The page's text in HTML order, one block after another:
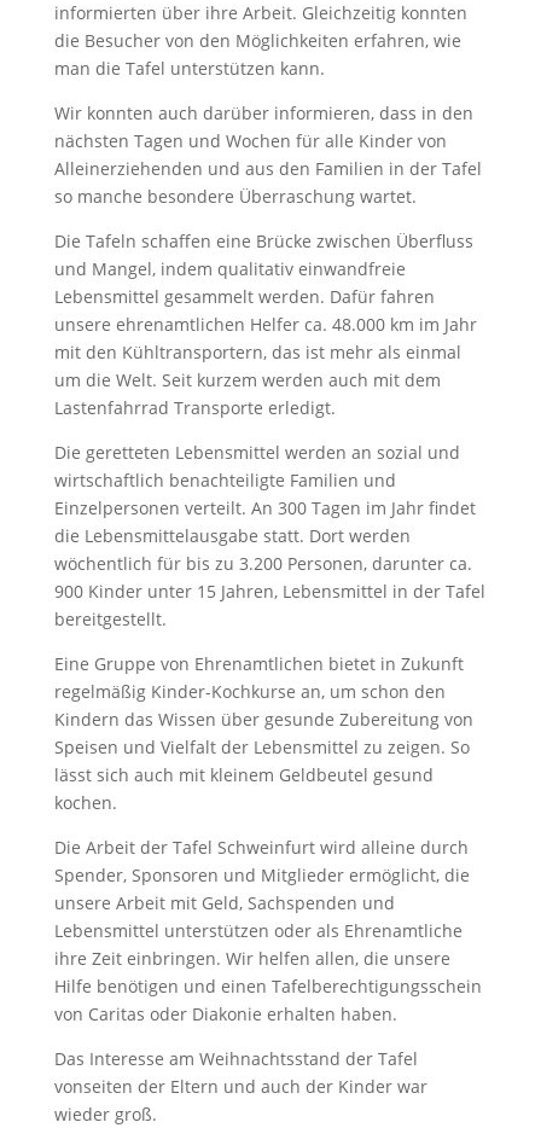
informierten über ihre Arbeit. Gleichzeitig konnten
die Besucher von den Möglichkeiten erfahren, wie
man die Tafel unterstützen kann.
Wir konnten auch darüber informieren, dass in den
nächsten Tagen und Wochen für alle Kinder von
Alleinerziehenden und aus den Familien in der Tafel
so manche besondere Überraschung wartet.
Die Tafeln schaffen eine Brücke zwischen Überfluss
und Mangel, indem qualitativ einwandfreie
Lebensmittel gesammelt werden. Dafür fahren
unsere ehrenamtlichen Helfer ca. 48.000 km im Jahr
mit den Kühltransportern, das ist mehr als einmal
um die Welt. Seit kurzem werden auch mit dem
Lastenfahrrad Transporte erledigt.
Die geretteten Lebensmittel werden an sozial und
wirtschaftlich benachteiligte Familien und
Einzelpersonen verteilt. An 300 Tagen im Jahr findet
die Lebensmittelausgabe statt. Dort werden
wöchentlich für bis zu 3.200 Personen, darunter ca.
900 Kinder unter 15 Jahren, Lebensmittel in der Tafel
bereitgestellt.
Eine Gruppe von Ehrenamtlichen bietet in Zukunft
regelmäßig Kinder-Kochkurse an, um schon den
Kindern das Wissen über gesunde Zubereitung von
Speisen und Vielfalt der Lebensmittel zu zeigen. So
lässt sich auch mit kleinem Geldbeutel gesund
kochen.
Die Arbeit der Tafel Schweinfurt wird alleine durch
Spender, Sponsoren und Mitglieder ermöglicht, die
unsere Arbeit mit Geld, Sachspenden und
Lebensmittel unterstützen oder als Ehrenamtliche
ihre Zeit einbringen. Wir helfen allen, die unsere
Hilfe benötigen und einen Tafelberechtigungsschein
von Caritas oder Diakonie erhalten haben.
Das Interesse am Weihnachtsstand der Tafel
vonseiten der Eltern und auch der Kinder war
wieder groß.